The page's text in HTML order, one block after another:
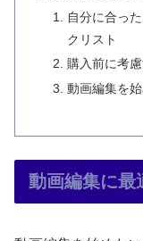
自分に合っ
クリスト
購入前に考
動画編集を
動画編集に最